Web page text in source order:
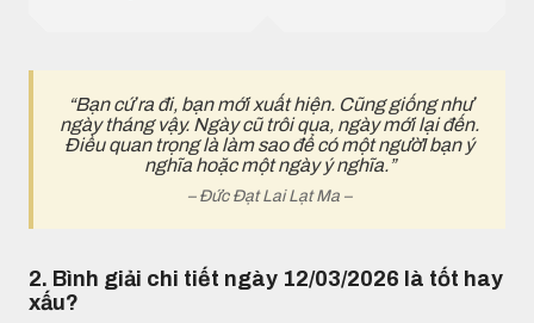
“Bạn cứ ra đi, bạn mới xuất hiện. Cũng giống như
ngày tháng vậy. Ngày cũ trôi qua, ngày mới lại đến.
Điều quan trọng là làm sao để có một ngườI bạn ý
nghĩa hoặc một ngày ý nghĩa.”
– Đức Đạt Lai Lạt Ma –
2. Bình giải chi tiết ngày 12/03/2026 là tốt hay
xấu?